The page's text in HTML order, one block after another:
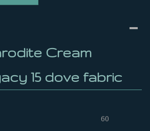
Cream
15 dove fabric
60